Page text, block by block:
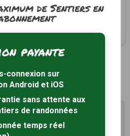
(65)
1
de
avec rando
de Sentiers en
payante
connexion sur
Android et iOS
sans attente aux
de randonnées
temps réel